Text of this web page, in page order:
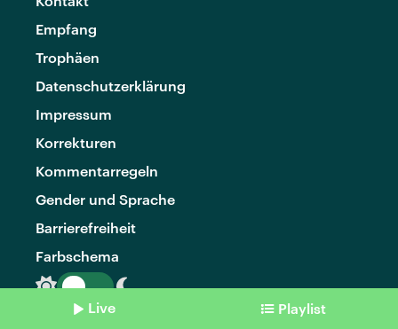
Empfang
Trophäen
Datenschutzerklärung
Impressum
Korrekturen
Kommentarregeln
Gender und Sprache
Barrierefreiheit
Farbschema
Live Playlist